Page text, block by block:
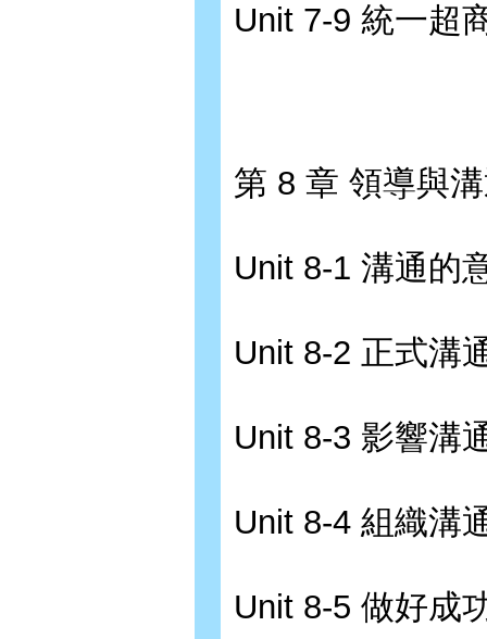
Unit 7-9 統一超
第 8 章 領導與
Unit 8-1 溝通的
Unit 8-2 正式溝
Unit 8-3 影響溝
Unit 8-4 組織溝
Unit 8-5 做好成